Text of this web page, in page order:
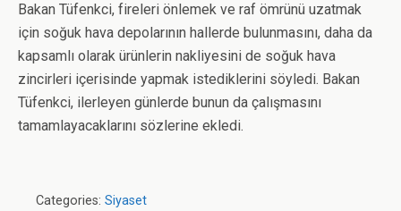
Bakan Tüfenkci, fireleri önlemek ve raf ömrünü uzatmak
için soğuk hava depolarının hallerde bulunmasını, daha da
kapsamlı olarak ürünlerin nakliyesini de soğuk hava
zincirleri içerisinde yapmak istediklerini söyledi. Bakan
Tüfenkci, ilerleyen günlerde bunun da çalışmasını
tamamlayacaklarını sözlerine ekledi.
Categories: Siyaset